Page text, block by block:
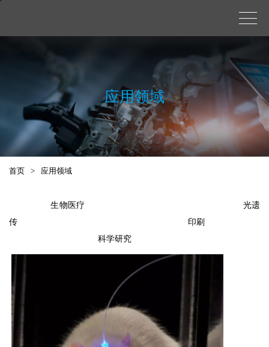
应用领域
首页 > 应用领域
生物医疗 光遗
传 印刷
科学研究